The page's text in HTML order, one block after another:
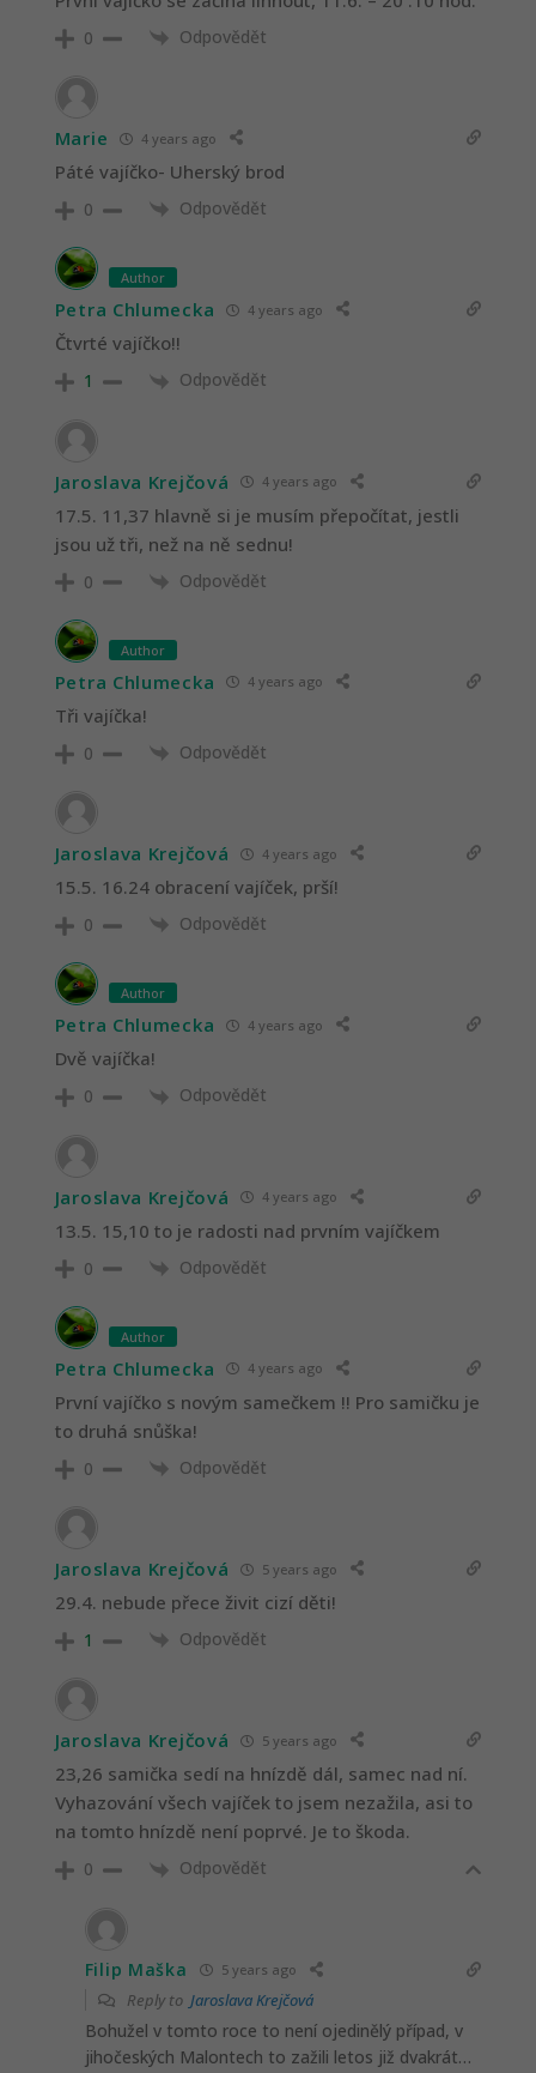
0 Odpovědět
Marie 4 years ago
Páté vajíčko- Uherský brod
0 Odpovědět
Author
Petra Chlumecka 4 years ago
Čtvrté vajíčko!!
1 Odpovědět
Jaroslava Krejčová 4 years ago
17.5. 11,37 hlavně si je musím přepočítat, jestli
jsou už tři, než na ně sednu!
0 Odpovědět
Author
Petra Chlumecka 4 years ago
Tři vajíčka!
0 Odpovědět
Jaroslava Krejčová 4 years ago
15.5. 16.24 obracení vajíček, prší!
0 Odpovědět
Author
Petra Chlumecka 4 years ago
Dvě vajíčka!
0 Odpovědět
Jaroslava Krejčová 4 years ago
13.5. 15,10 to je radosti nad prvním vajíčkem
0 Odpovědět
Author
Petra Chlumecka 4 years ago
První vajíčko s novým samečkem !! Pro samičku je
to druhá snůška!
0 Odpovědět
Jaroslava Krejčová 5 years ago
29.4. nebude přece živit cizí děti!
1 Odpovědět
Jaroslava Krejčová 5 years ago
23,26 samička sedí na hnízdě dál, samec nad ní.
Vyhazování všech vajíček to jsem nezažila, asi to
na tomto hnízdě není poprvé. Je to škoda.
0 Odpovědět
Filip Maška 5 years ago
Reply to Jaroslava Krejčová
Bohužel v tomto roce to není ojedinělý případ, v
jihočeských Malontech to zažili letos již dvakrát…